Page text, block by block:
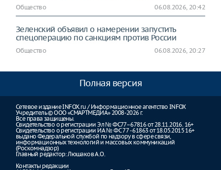
Общество 06.08.2026, 20:42
Зеленский объявил о намерении запустить
спецоперацию по санкциям против России
Общество 06.08.2026, 20:27
Полная версия
Сетевое издание INFOX.ru / Информационное агентство INFOX
Учредитель © ООО «СМАРТМЕДИА» 2008-2026 г.
Все права защищены.
Свидетельство о регистрации Эл № ФС77–67816 от 28.11.2016. 16+
Свидетельство о регистрации ИА № ФС 77 - 61863 от 18.05.2015 16+
выдано Федеральной службой по надзору в сфере связи,
информационных технологий и массовых коммуникаций
(Роскомнадзор)
Главный редактор: Люшаков А.О.
Контакты редакции